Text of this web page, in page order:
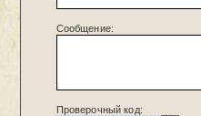
Сообщение:
Проверочный код: